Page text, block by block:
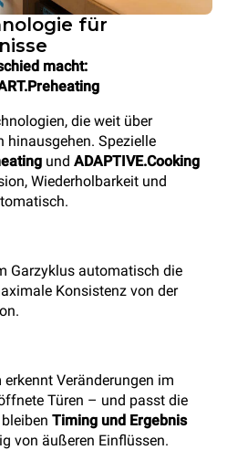
für
macht:
die weit über
hinausgehen. Spezielle
und ADAPTIVE.Cooking
Wiederholbarkeit und
Garzyklus automatisch die
Konsistenz von der
Veränderungen im
Türen – und passt die
Timing und Ergebnis
von äußeren Einflüssen.